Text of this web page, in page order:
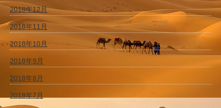
2018年12月
2018年11月
2018年10月
2018年9月
2018年8月
2018年7月